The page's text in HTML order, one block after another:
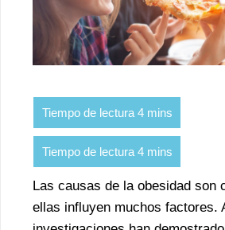
Las causas de la obesidad son
ellas influyen muchos factores.